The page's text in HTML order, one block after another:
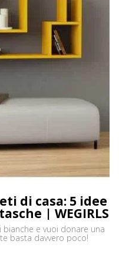
di casa: 5 idee
| WEGIRLS
e vuoi donare una
basta davvero poco!